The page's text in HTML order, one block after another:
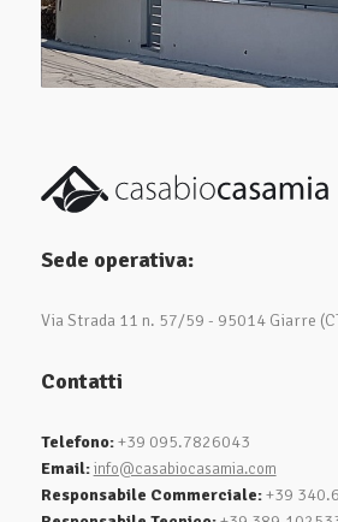
Sede operativa:
Via Strada 11 n. 57/59 - 95014 Giarre
Contatti
Telefono:+39 095.7826043
Email: info@casabiocasamia.com
Responsabile Commerciale:+39